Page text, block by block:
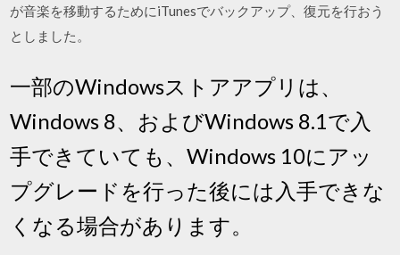
が音楽を移動するためにiTunesでバックアップ、復元を行おう
としました。
一部のWindowsストアアプリは、
Windows 8、およびWindows 8.1で入
手できていても、Windows 10にアッ
プグレードを行った後には入手できな
くなる場合があります。